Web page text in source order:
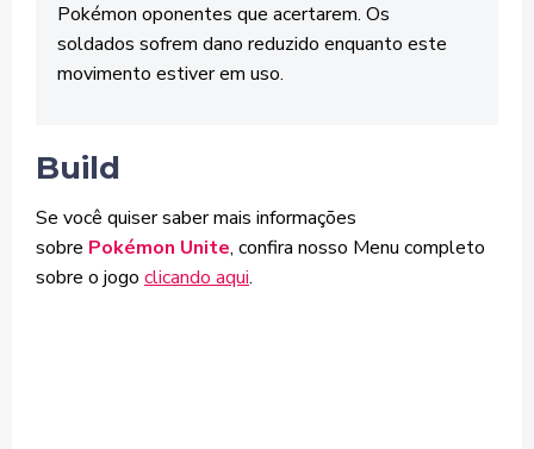
Pokémon oponentes que acertarem. Os
soldados sofrem dano reduzido enquanto este
movimento estiver em uso.
Build
Se você quiser saber mais informações
sobre Pokémon Unite, confira nosso Menu completo
sobre o jogo clicando aqui.